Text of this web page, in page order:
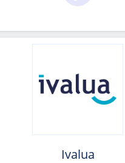
Ivalua